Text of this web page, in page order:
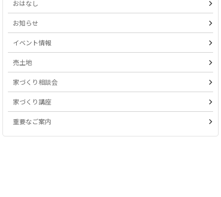
おはなし
お知らせ
イベント情報
売土地
家づくり相談会
家づくり講座
重要なご案内